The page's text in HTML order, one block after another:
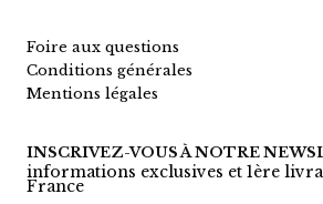
Foire aux questions
Conditions générales
Mentions légales
INSCRIVEZ-VOUS À NOTRE
informations exclusives et 1ère
France